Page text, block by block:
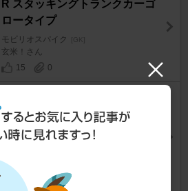
R スタッキングトランクカーゴ
ロータイプ
モビリオスパイク [GK]
玄米！さん
15
0
不明 コンロ&ヒーター
モビリオスパイク [GK]